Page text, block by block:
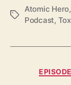
Schlagwörter
Atomic Hero,
Podcast,